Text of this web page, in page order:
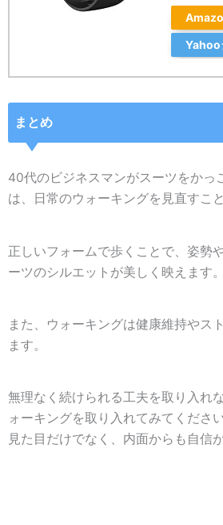
Yahoo
まとめ
40代のビジネスマンがスーツをかっ
は、日常のウォーキングを見直すこ
正しいフォームで歩くことで、姿勢
ーツのシルエットが美しく映えます。
また、ウォーキングは健康維持やス
ます。
無理なく続けられる工夫を取り入れ
ォーキングを取り入れてみてくださ
見た目だけでなく、内面からも自信